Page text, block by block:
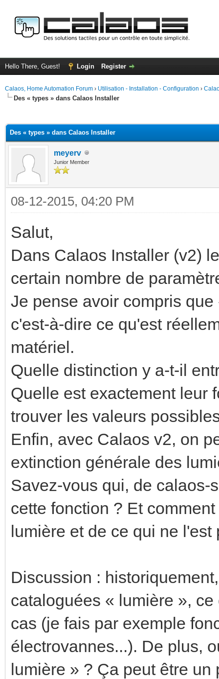
Hello There, Guest! Login Register
Calaos, Home Automation Forum › Utilisation - Installation - Configuration ›
Des « types » dans Calaos Installer
Des « types » dans Calaos Installer
meyerv
Junior Member
08-12-2015, 04:20 PM
Salut,
Dans Calaos Installer (v2)
certain nombre de
Je pense avoir compris
c'est-à-dire ce qu'est
matériel.
Quelle distinction y a-t-il
Quelle est exactement leur
trouver les valeurs
Enfin, avec Calaos v2, on
extinction générale des
Savez-vous qui, de calaos-
cette fonction ? Et
lumière et de ce qui ne l'est
Discussion :
cataloguées « lumière »,
cas (je fais par exemple
électrovannes...). De plus,
lumière » ? Ça peut être